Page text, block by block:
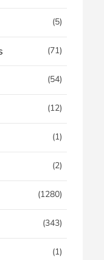
(5)
(71)
(54)
(12)
(1)
(2)
(1280)
(343)
(1)